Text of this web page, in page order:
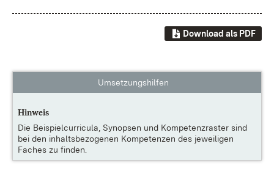
Download als PDF
Umsetzungshilfen
Hinweis
Die Beispielcurricula, Synopsen und Kompetenzraster sind
bei den inhaltsbezogenen Kompetenzen des jeweiligen
Faches zu finden.